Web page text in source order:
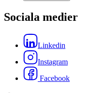
Sociala medier
Linkedin
Instagram
Facebook